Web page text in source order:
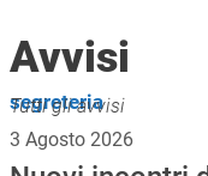
Tutti gli avvisi
Avvisi
segreteria
3 Agosto 2026